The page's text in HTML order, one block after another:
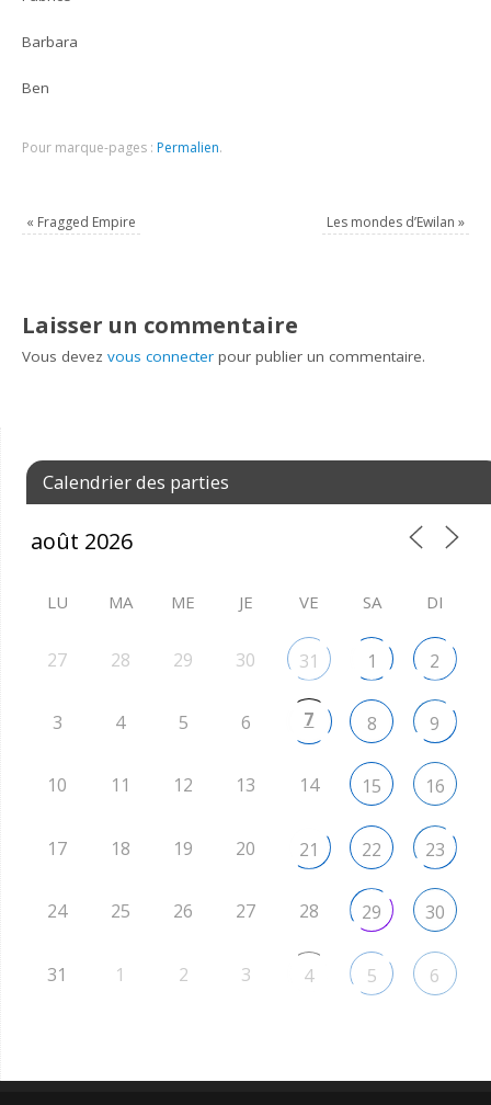
Barbara
Ben
Pour marque-pages : Permalien.
« Fragged Empire Les mondes d’Ewilan »
Laisser un commentaire
Vous devezvous connecter pour publier un commentaire.
Calendrier des parties
LU MA ME JE VE SA DI
27 28 29 30 31 1 2
3 4 5 6 7 8 9
10 11 12 13 14 15 16
17 18 19 20 21 22 23
24 25 26 27 28 29 30
31 1 2 3 4 5 6